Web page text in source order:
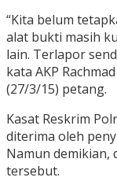
“Kita belum
alat bukti masih
lain. Terlapor
kata AKP
(27/3/15) petang.
Kasat Reskrim
diterima oleh
Namun demikian,
tersebut.